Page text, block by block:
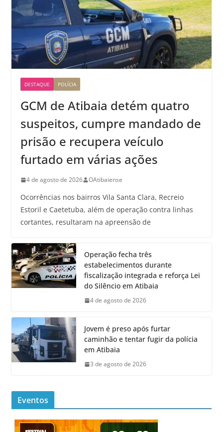
DESTAQUE POLÍCIA
GCM de Atibaia detém quatro
suspeitos, cumpre mandado de
prisão e recupera veículo
furtado em várias ações
4 de agosto de 2026 OAtibaiense
Ocorrências nos bairros Vila Santa Clara, Recreio
Estoril e Caetetuba, além de operação contra linhas
cortantes, resultaram na apreensão de
Operação fecha três
estabelecimentos durante
fiscalização integrada e reforça Lei
do Silêncio em Atibaia
4 de agosto de 2026
Jovem é preso após furtar
caminhão e tentar fugir da polícia
em Atibaia
3 de agosto de 2026
Eventos